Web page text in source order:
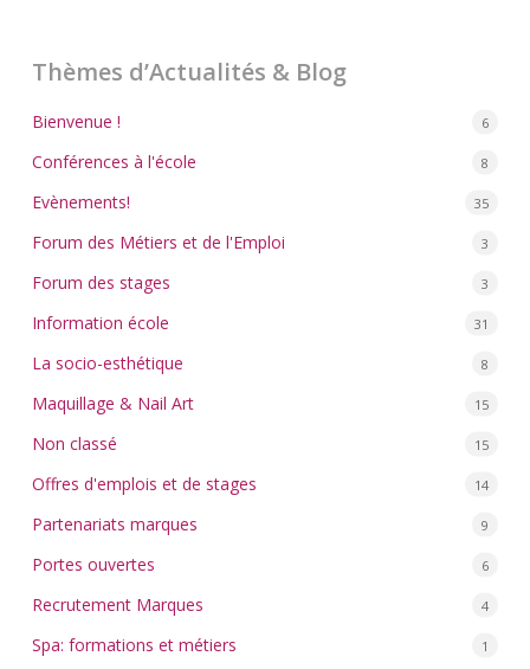
Thèmes d’Actualités & Blog
Bienvenue ! 6
Conférences à l'école 8
Evènements! 35
Forum des Métiers et de l'Emploi 3
Forum des stages 3
Information école 31
La socio-esthétique 8
Maquillage & Nail Art 15
Non classé 15
Offres d'emplois et de stages 14
Partenariats marques 9
Portes ouvertes 6
Recrutement Marques 4
Spa: formations et métiers 1